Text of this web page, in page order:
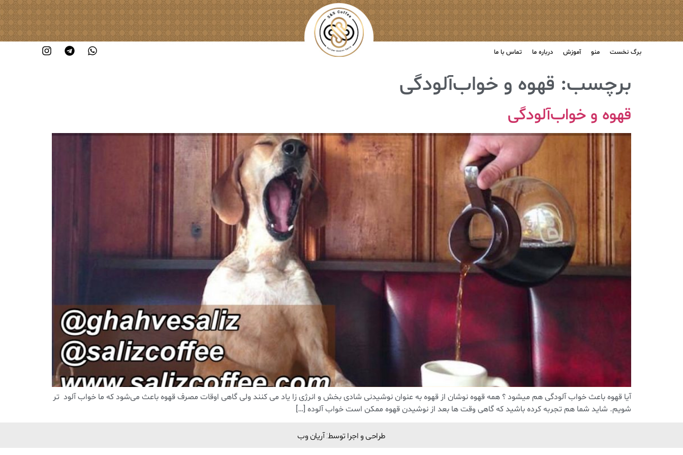
برگ نخست منو آموزش درباره ما تماس با ما
برچسب: قهوه و خواب‌آلودگی
قهوه و خواب‌آلودگی
آیا قهوه باعث خواب آلودگی هم میشود ؟ همه قهوه نوشان از قهوه به عنوان نوشیدنی شادی بخش و انرژی زا یاد می کنند ولی گاهی اوقات مصرف قهوه باعث می‌شود که ما خواب آلود تر
شویم. شاید شما هم تجربه کرده باشید که گاهی وقت ها بعد از نوشیدن قهوه ممکن است خواب آلوده […]
طراحی و اجرا توسط: آریان وب